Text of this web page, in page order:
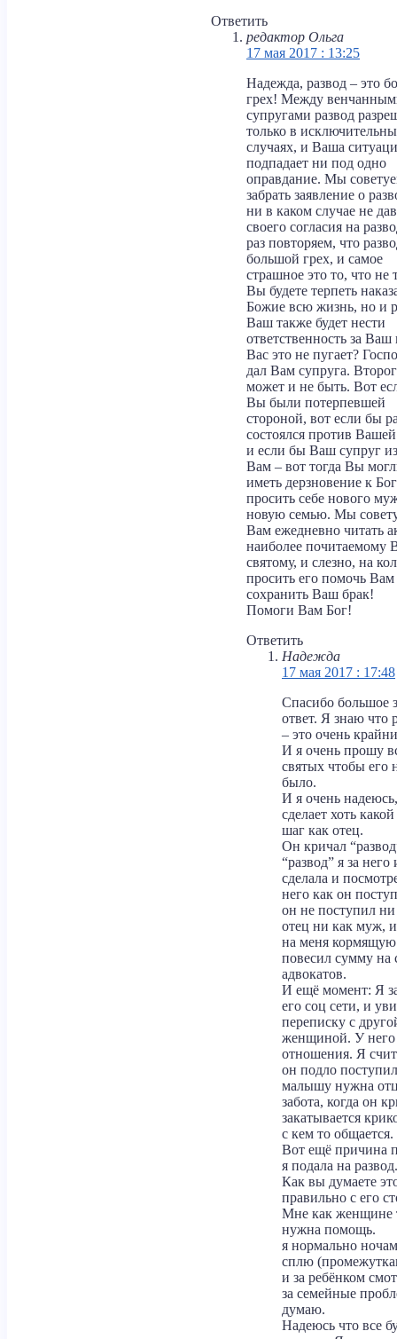
Ответить
редактор Ольга
17 мая 2017 : 13:25
Надежда, развод – это
грех! Между
супругами развод
только в
случаях, и Ваша
подпадает ни под одно
оправдание. Мы
забрать заявление о
ни в каком случае не
своего согласия на
раз повторяем, что
большой грех, и самое
страшное это то, что не
Вы будете терпеть
Божие всю жизнь, но и
Ваш также будет нести
ответственность за Ваш
Вас это не пугает?
дал Вам супруга.
может и не быть. Вот
Вы были потерпевшей
стороной, вот если бы
состоялся против
и если бы Ваш супруг
Вам – вот тогда Вы
иметь дерзновение к
просить себе нового
новую семью. Мы
Вам ежедневно читать
наиболее почитаемому
святому, и слезно, на
просить его помочь Вам
сохранить Ваш брак!
Помоги Вам Бог!
Ответить
Надежда
17 мая 2017 : 17:48
Спасибо большое
ответ. Я знаю что
– это очень
И я очень прошу
святых чтобы его
было.
И я очень
сделает хоть
шаг как отец.
Он кричал
“развод” я за него
сделала и
него как он
он не поступил ни
отец ни как муж,
на меня кормящую
повесил сумму на
адвокатов.
И ещё момент: Я
его соц сети, и
переписку с
женщиной. У него
отношения. Я
он подло
малышу нужна
забота, когда он
закатывается
с кем то общается.
Вот ещё причина
я подала на развод.
Как вы думаете
правильно с его
Мне как женщине
нужна помощь.
я нормально
сплю
и за ребёнком
за семейные
думаю.
Надеюсь что все